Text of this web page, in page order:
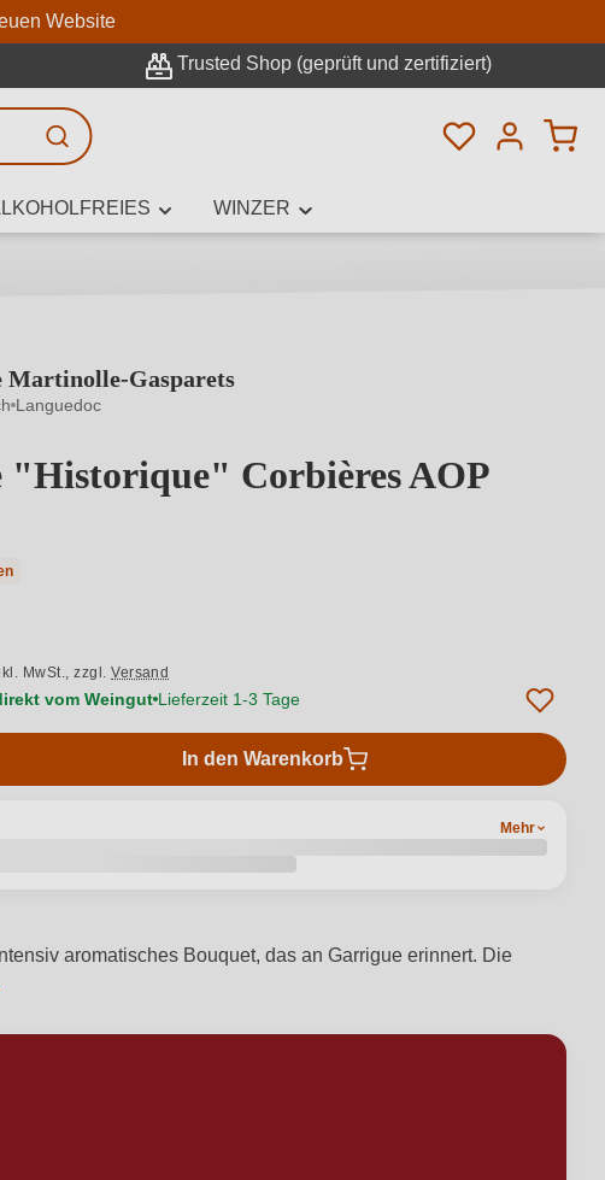
Website
Trusted Shop (geprüft und zertifiziert)
Du hast 0
WINZER
Martinolle-Gasparets
Languedoc
"Historique" Corbières AOP
von 5 von 5 Sternen
MwSt.,zzgl.Versand
vom Weingut Lieferzeit 1-3 Tage
In den Warenkorb
Mehr
aromatisches Bouquet, das an Garrigue erinnert. Die
Erweiterte Suche
Weinnamen,